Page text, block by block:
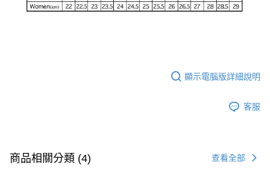
顯示電腦版詳細說明
客服
商品相關分類 (4) 查看全部